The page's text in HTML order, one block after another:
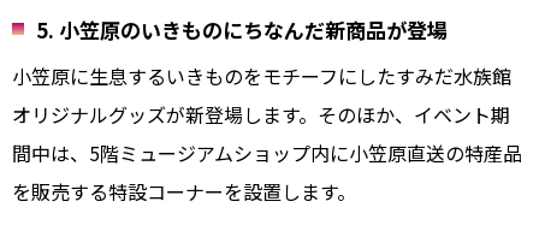
5. 小笠原のいきものにちなんだ新商品が登場
小笠原に生息するいきものをモチーフにしたすみだ水族館
オリジナルグッズが新登場します。そのほか、イベント期
間中は、5階ミュージアムショップ内に小笠原直送の特産品
を販売する特設コーナーを設置します。